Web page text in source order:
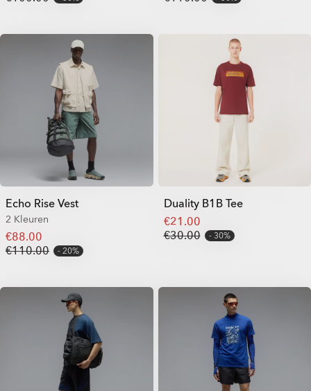
Echo Rise Vest
2 Kleuren
€88.00
€110.00
20%
Duality B1B Tee
€21.00
€30.00
30%